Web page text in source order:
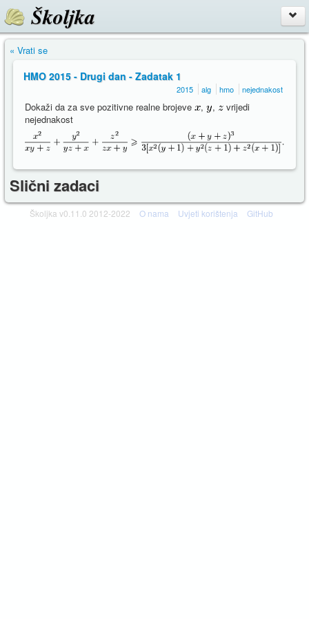
Školjka
« Vrati se
HMO 2015 - Drugi dan - Zadatak 1
2015 alg hmo nejednakost
Dokaži da za sve pozitivne realne brojeve , ,
vrijedi
nejednakost
Slični zadaci
Školjka v0.11.0 2012-2022 O nama Uvjeti korištenja GitHub